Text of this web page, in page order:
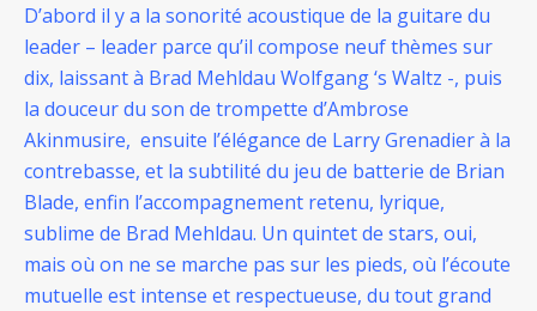
D’abord il y a la sonorité acoustique de la guitare du
leader – leader parce qu’il compose neuf thèmes sur
dix, laissant à Brad Mehldau Wolfgang ‘s Waltz -, puis
la douceur du son de trompette d’Ambrose
Akinmusire, ensuite l’élégance de Larry Grenadier à la
contrebasse, et la subtilité du jeu de batterie de Brian
Blade, enfin l’accompagnement retenu, lyrique,
sublime de Brad Mehldau. Un quintet de stars, oui,
mais où on ne se marche pas sur les pieds, où l’écoute
mutuelle est intense et respectueuse, du tout grand